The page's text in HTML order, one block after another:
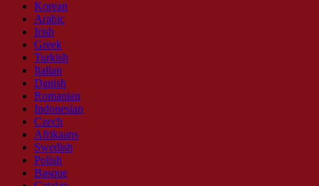
Korean
Arabic
Irish
Greek
Turkish
Italian
Danish
Romanian
Indonesian
Czech
Afrikaans
Swedish
Polish
Basque